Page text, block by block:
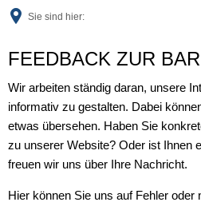
Sie sind hier:
Feedback
FEEDBACK ZUR
Wir arbeiten ständig daran, unsere
informativ zu gestalten. Dabei
etwas übersehen. Haben Sie
zu unserer Website? Oder ist Ihnen
freuen wir uns über Ihre Nachricht.
Hier können Sie uns auf Fehler oder